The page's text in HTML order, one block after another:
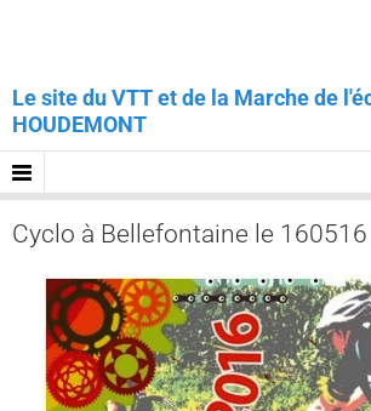
Le site du VTT et de la Marche de
HOUDEMONT
Cyclo à Bellefontaine le 160516